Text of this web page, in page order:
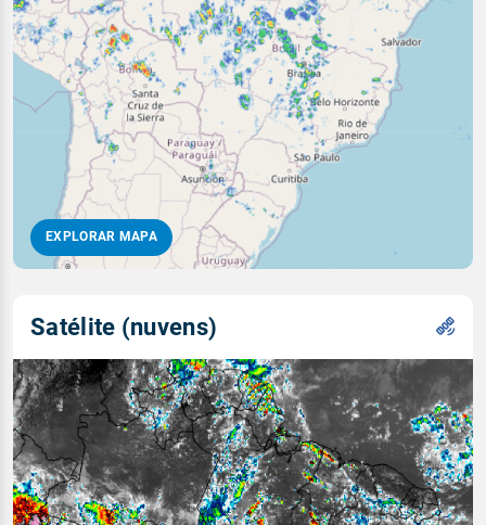
EXPLORAR MAPA
Satélite (nuvens)